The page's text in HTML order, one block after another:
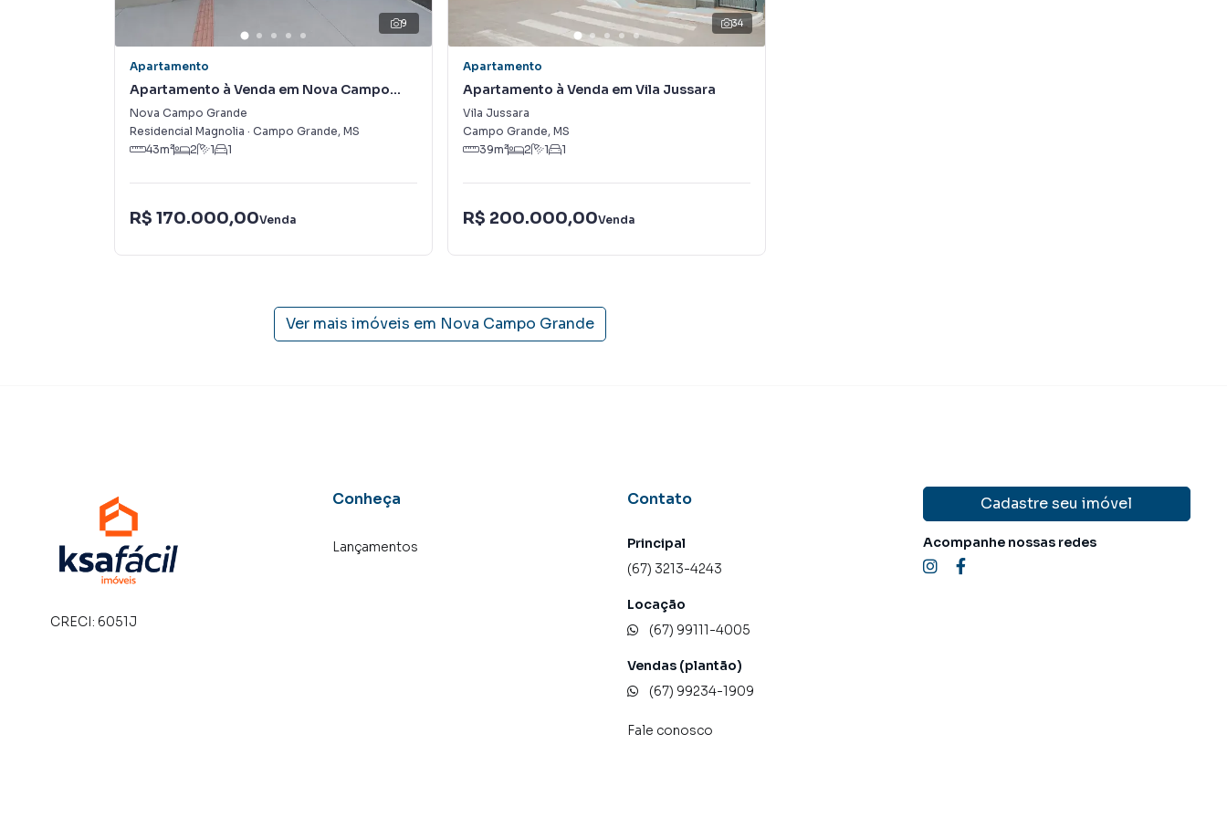
preparada para atender proprietários e inquilinos.
9
Apartamento
Apartamento à Venda em Nova Campo
Grande
Nova Campo Grande
Residencial Magnolia · Campo Grande, MS
43m² 2 1 1
R$ 170.000,00Venda
34
Apartamento
Apartamento à Venda em Vila Jussara
Vila Jussara
Campo Grande, MS
39m² 2 1 1
R$ 200.000,00Venda
Ver mais imóveis em Nova Campo Grande
CRECI: 6051J
Conheça
Lançamentos
Contato
Principal
(67) 3213-4243
Locação
(67) 99111-4005
Vendas (plantão)
(67) 99234-1909
Fale conosco
Cadastre seu imóvel
Acompanhe nossas redes